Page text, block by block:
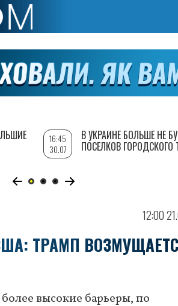
12:00
ТРАМП
высокие барьеры, по
16:45
30.07
В УКРАИНЕ БОЛЬШЕ НЕ
ПОСЕЛКОВ ГОРОДСКОГО